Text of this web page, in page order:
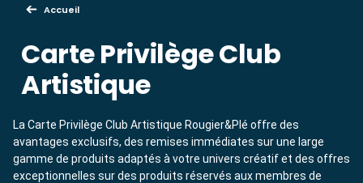
Accueil
Carte Privilège Club
Artistique
La Carte Privilège Club Artistique Rougier&Plé offre des
avantages exclusifs, des remises immédiates sur une large
gamme de produits adaptés à votre univers créatif et des offres
exceptionnelles sur des produits réservés aux membres de